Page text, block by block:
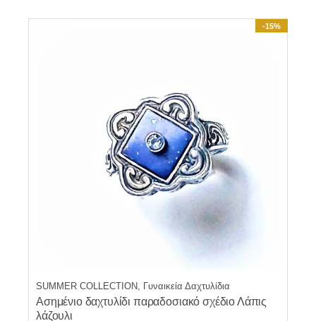
-15%
SUMMER COLLECTION, Γυναικεία Δαχτυλίδια
Ασημένιο δαχτυλίδι παραδοσιακό σχέδιο Λάπις
λάζουλι